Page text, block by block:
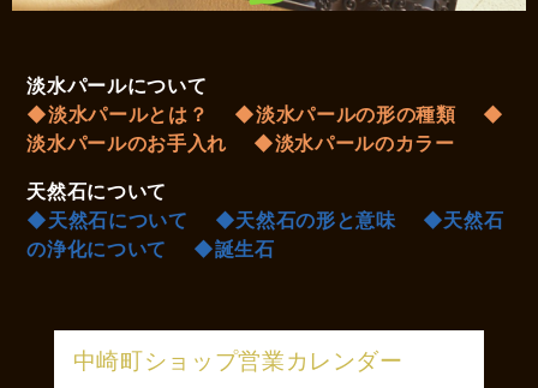
淡水パールについて
◆淡水パールとは？
◆淡水パールの形の種類
◆
淡水パールのお手入れ
◆淡水パールのカラー
天然石について
◆天然石について
◆天然石の形と意味
◆天然石
の浄化について
◆誕生石
中崎町ショップ営業カレンダー